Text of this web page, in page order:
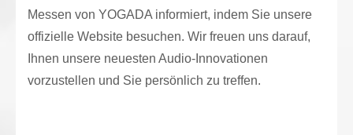
Messen von YOGADA informiert, indem Sie unsere
offizielle Website besuchen. Wir freuen uns darauf,
Ihnen unsere neuesten Audio-Innovationen
vorzustellen und Sie persönlich zu treffen.